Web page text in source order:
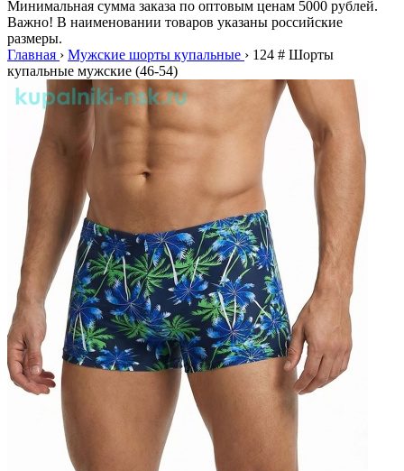
Минимальная сумма заказа по оптовым ценам 5000 рублей.
Важно! В наименовании товаров указаны российские
размеры.
Главная › Мужские шорты купальные › 124 # Шорты
купальные мужские (46-54)